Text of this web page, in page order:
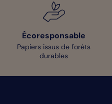
Écoresponsable
Papiers issus de forêts
durables